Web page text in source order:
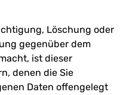
Löschung oder
gegenüber dem
ist dieser
denen die Sie
Daten offengelegt